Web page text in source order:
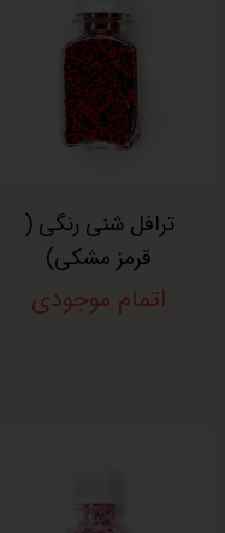
ترافل شنی رنگی (
قرمز مشکی)
اتمام موجودی